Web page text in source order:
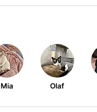
Mia Olaf